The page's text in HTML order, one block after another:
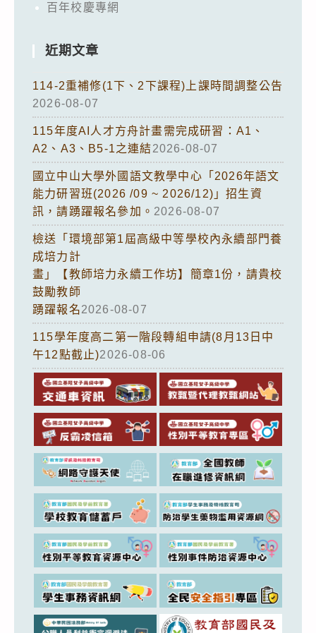
百年校慶專網
近期文章
114-2重補修(1下、2下課程)上課時間調整公告
2026-08-07
115年度AI人才方舟計畫需完成研習：A1、
A2、A3、B5-1之連結2026-08-07
國立中山大學外國語文教學中心「2026年語文
能力研習班(2026 /09 ~ 2026/12)」招生資
訊，請踴躍報名參加。 2026-08-07
檢送「環境部第1屆高級中等學校內永續部門養
成培力計
畫」【教師培力永續工作坊】簡章1份，請貴校
鼓勵教師
踴躍報名2026-08-07
115學年度高二第一階段轉組申請(8月13日中
午12點截止)2026-08-06